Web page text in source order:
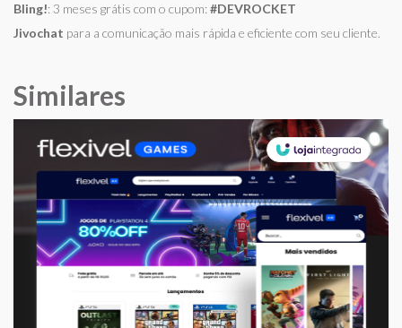
Bling!: 3 meses grátis com o cupom:#DEVROCKET
Jivochat para a comunicação mais rápida e eficiente com seu cliente.
Similares